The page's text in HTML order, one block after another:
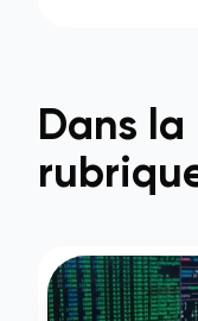
Dans la